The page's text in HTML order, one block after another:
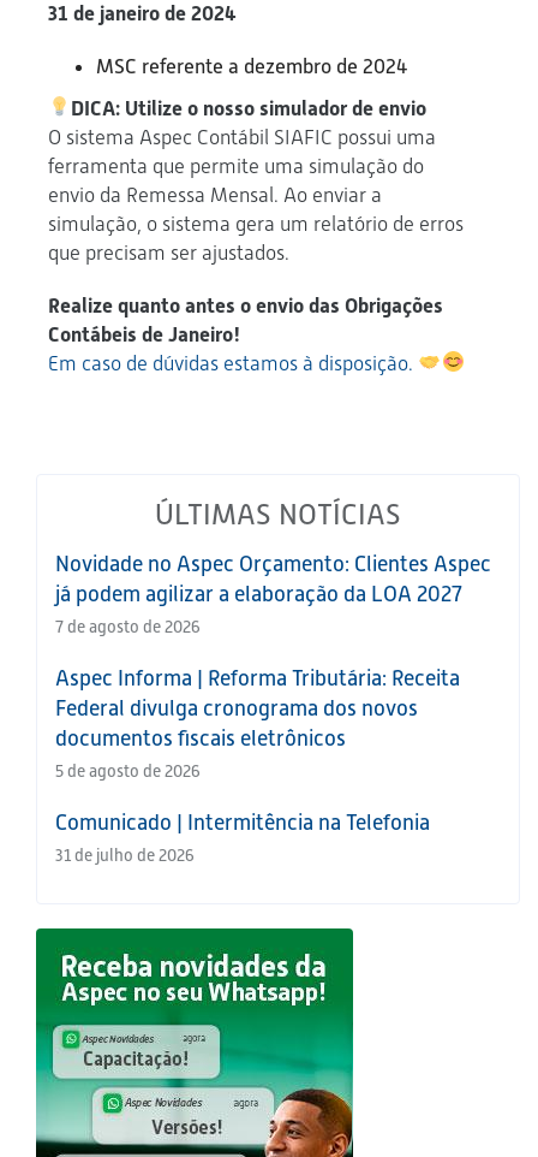
31 de janeiro de 2024
MSC referente a dezembro de 2024
DICA: Utilize o nosso simulador de envio
O sistema Aspec Contábil SIAFIC possui uma
ferramenta que permite uma simulação do
envio da Remessa Mensal. Ao enviar a
simulação, o sistema gera um relatório de erros
que precisam ser ajustados.
Realize quanto antes o envio das Obrigações
Contábeis de Janeiro!
Em caso de dúvidas estamos à disposição.
ÚLTIMAS NOTÍCIAS
Novidade no Aspec Orçamento: Clientes Aspec
já podem agilizar a elaboração da LOA 2027
7 de agosto de 2026
Aspec Informa | Reforma Tributária: Receita
Federal divulga cronograma dos novos
documentos fiscais eletrônicos
5 de agosto de 2026
Comunicado | Intermitência na Telefonia
31 de julho de 2026